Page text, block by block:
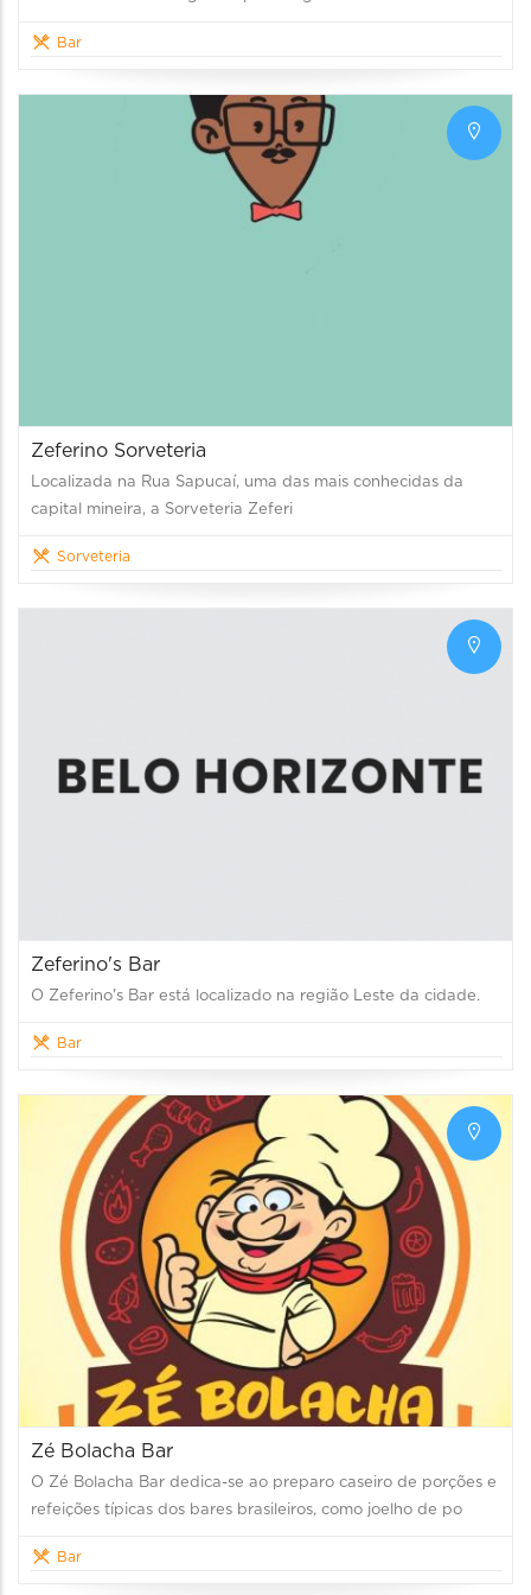
Bar
Zeferino Sorveteria
Localizada na Rua Sapucaí, uma das mais conhecidas da
capital mineira, a Sorveteria Zeferi
Sorveteria
Zeferino's Bar
O Zeferino's Bar está localizado na região Leste da cidade.
Bar
Zé Bolacha Bar
O Zé Bolacha Bar dedica-se ao preparo caseiro de porções e
refeições típicas dos bares brasileiros, como joelho de po
Bar